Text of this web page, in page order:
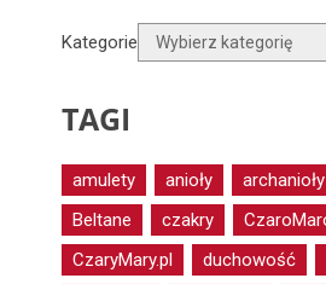
Kategorie
TAGI
amulety anioły archanioły
Beltane
czakry
CzaryMary.pl
duchowość